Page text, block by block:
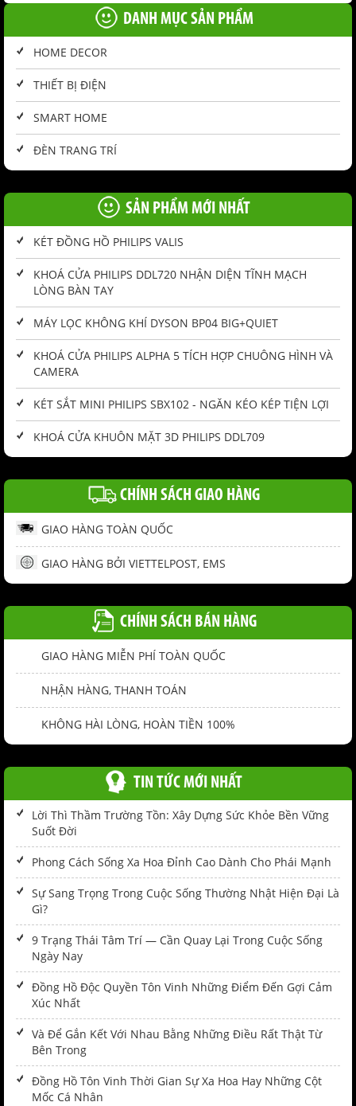
DANH MỤC SẢN PHẨM
HOME DECOR
THIẾT BỊ ĐIỆN
SMART HOME
ĐÈN TRANG TRÍ
SẢN PHẨM MỚI NHẤT
KÉT ĐỒNG HỒ PHILIPS VALIS
KHOÁ CỬA PHILIPS DDL720 NHẬN DIỆN TĨNH MẠCH
LÒNG BÀN TAY
MÁY LỌC KHÔNG KHÍ DYSON BP04 BIG+QUIET
KHOÁ CỬA PHILIPS ALPHA 5 TÍCH HỢP CHUÔNG HÌNH VÀ
CAMERA
KÉT SẮT MINI PHILIPS SBX102 - NGĂN KÉO KÉP TIỆN LỢI
KHOÁ CỬA KHUÔN MẶT 3D PHILIPS DDL709
CHÍNH SÁCH GIAO HÀNG
GIAO HÀNG TOÀN QUỐC
GIAO HÀNG BỞI VIETTELPOST, EMS
CHÍNH SÁCH BÁN HÀNG
GIAO HÀNG MIỄN PHÍ TOÀN QUỐC
NHẬN HÀNG, THANH TOÁN
KHÔNG HÀI LÒNG, HOÀN TIỀN 100%
TIN TỨC MỚI NHẤT
Lời Thì Thầm Trường Tồn: Xây Dựng Sức Khỏe Bền Vững
Suốt Đời
Phong Cách Sống Xa Hoa Đỉnh Cao Dành Cho Phái Mạnh
Sự Sang Trọng Trong Cuộc Sống Thường Nhật Hiện Đại Là
Gì?
9 Trạng Thái Tâm Trí — Cần Quay Lại Trong Cuộc Sống
Ngày Nay
Đồng Hồ Độc Quyền Tôn Vinh Những Điểm Đến Gợi Cảm
Xúc Nhất
Và Để Gắn Kết Với Nhau Bằng Những Điều Rất Thật Từ
Bên Trong
Đồng Hồ Tôn Vinh Thời Gian Sự Xa Hoa Hay Những Cột
Mốc Cá Nhân